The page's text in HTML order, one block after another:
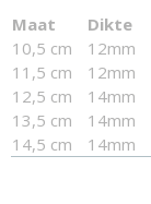
Maat
Dikte
10,5 cm
12mm
11,5 cm
12mm
12,5 cm
14mm
13,5 cm
14mm
14,5 cm
14mm